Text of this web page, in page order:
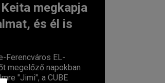
megkapja
és él is
Ferencváros EL-
megelőző napokban
"Jimi", a CUBE